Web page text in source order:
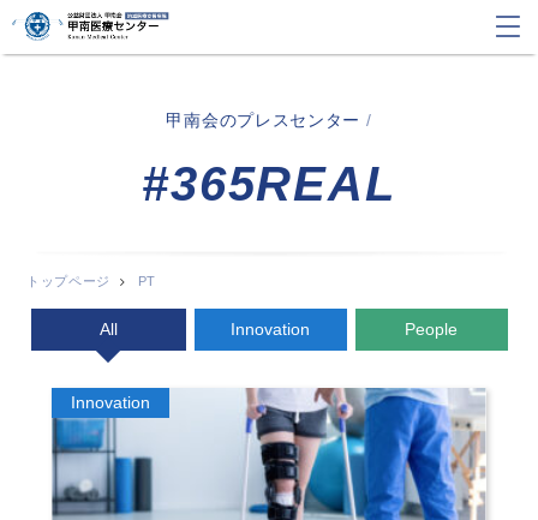
甲南会のプレスセンター /
#365REAL
トップページ PT
All Innovation People